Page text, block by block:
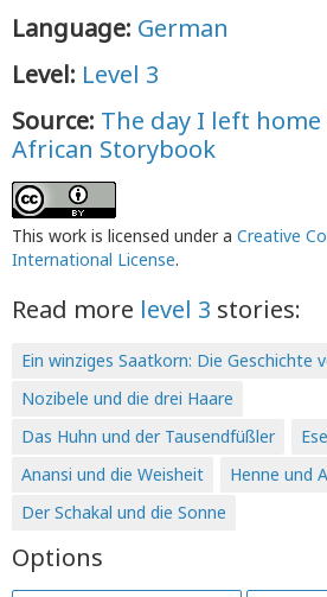
Language: German
Level: Level 3
Source: The day I left
African Storybook
This work is licensed under a Creative
International License.
Read more level 3 stories:
Ein winziges Saatkorn: Die Geschichte
Nozibele und die drei Haare
Das Huhn und der Tausendfüßler
Anansi und die Weisheit
Henne und
Der Schakal und die Sonne
Options